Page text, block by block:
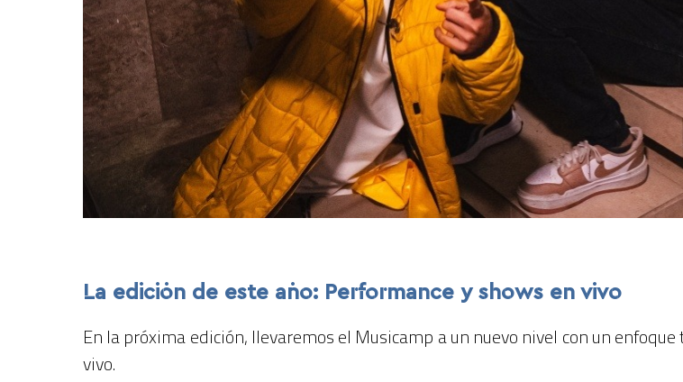
La edición de este año: Performance y shows en vivo
En la próxima edición, llevaremos el Musicamp a un nuevo nivel con un
vivo.